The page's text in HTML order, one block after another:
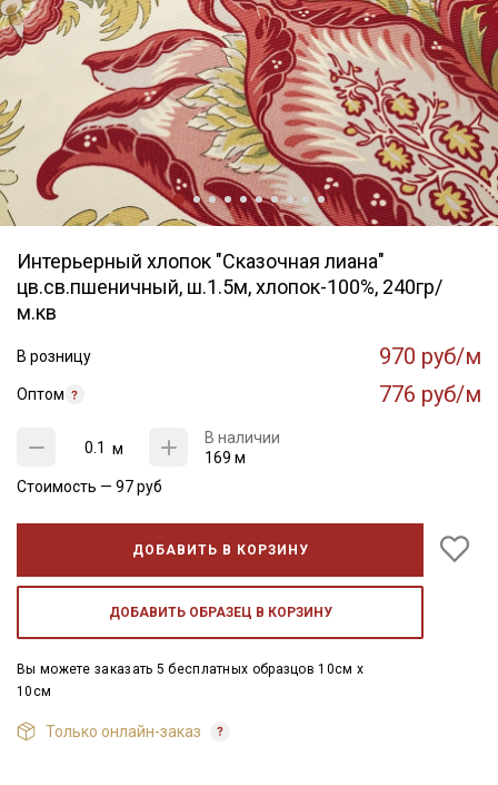
Интерьерный хлопок "Сказочная лиана"
цв.св.пшеничный, ш.1.5м, хлопок-100%, 240гр/
м.кв
В розницу 970 руб/м
Оптом 776 руб/м
м
В наличии
169 м
Стоимость — 97руб
ДОБАВИТЬ В КОРЗИНУ
ДОБАВИТЬ ОБРАЗЕЦ В КОРЗИНУ
Вы можете заказать 5 бесплатных образцов 10см x
10см
Только онлайн-заказ